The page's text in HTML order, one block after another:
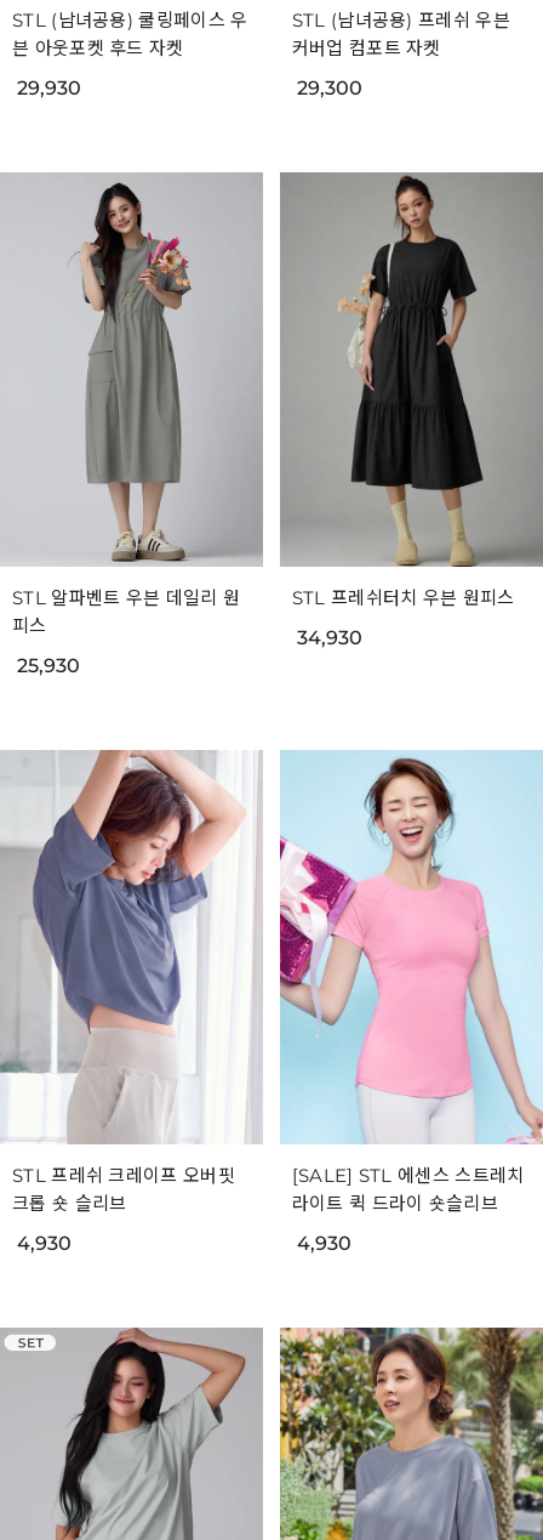
STL (남녀공용) 쿨링페이스 우
븐 아웃포켓 후드 자켓
29,930
STL (남녀공용) 프레쉬 우븐
커버업 컴포트 자켓
29,300
STL 알파벤트 우븐 데일리 원
피스
25,930
STL 프레쉬터치 우븐 원피스
34,930
STL 프레쉬 크레이프 오버핏
크롭 숏 슬리브
4,930
[SALE] STL 에센스 스트레치
라이트 퀵 드라이 숏슬리브
4,930